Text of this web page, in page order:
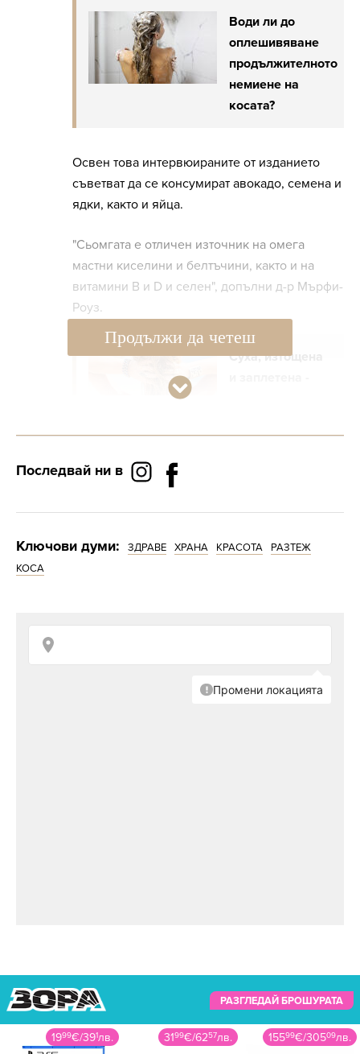
Води ли до
оплешивяване
продължителното
немиене на
косата?
Освен това интервюираните от изданието
съветват да се консумират авокадо, семена и
ядки, както и яйца.
"Сьомгата е отличен източник на омега
мастни киселини и белтъчини, както и на
витамини В и D и селен", допълни д-р Мърфи-
Роуз.
Суха, изтощена
косата си след
отбелязват значението на консумацията на
структурата и растежа на косата, а витамин С
е жизненоважен за производството на
колаген", обясни д-р Хенри.
Продължи да четеш
Последвай ни в
Ключови думи: ЗДРАВЕ ХРАНА КРАСОТА
РАЗТЕЖ
КОСА
РАЗГЛЕДАЙ БРОШУРАТА
1999€/391лв. 3199€/6257лв. 15599€/30509лв.